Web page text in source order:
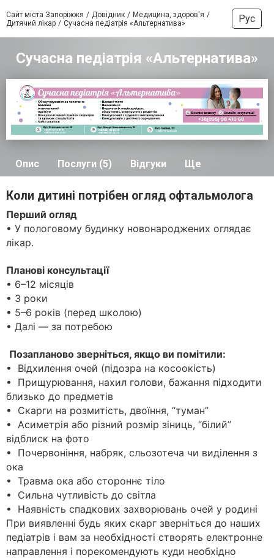
Сайт міста Запоріжжя Довідник
Медицина, здоров'я
Дитячий лікар
Сучасна педіатрія «Альтернатива» Рус
Сучасна педіатрія «Альтернатива»
Опис Послуги (5) Відгуки Ще
Коли дитині потрібен огляд офтальмолога
Перший огляд
• У пологовому будинку новонароджених оглядає
лікар.
Планові консультації
• 6–12 місяців
• 3 роки
• 5–6 років (перед школою)
• Далі — за потребою
Позапланово зверніться, якщо ви помітили:
• Відхилення очей (підозра на косоокість)
• Прищурювання, нахил голови, бажання підходити
близько до предметів
• Скарги на розмитість, двоїння, “туман”
• Асиметрія або різний розмір зіниць, “білий”
відблиск на фото
• Почервоніння, набряк, сльозотеча чи виділення з
ока
• Травма ока або стороннє тіло
• Сильна чутливість до світла
• Наявність спадкових захворювань очей у родині
При виявленні будь яких скарг зверніться до наших
педіатрів і вам за необхідності створять електронне
направлення і порекомендують куди необхідно